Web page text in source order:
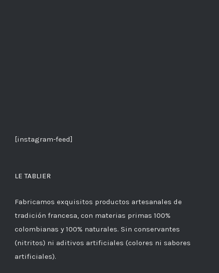
[instagram-feed]
LE TABLIER
Fabricamos exquisitos productos artesanales de
tradición francesa, con materias primas 100%
colombianas y 100% naturales. Sin conservantes
(nitritos) ni aditivos artificiales (colores ni sabores
artificiales).